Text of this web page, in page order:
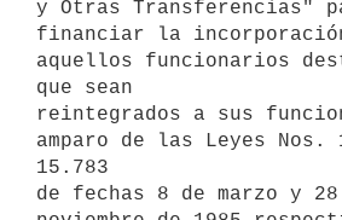
y Otras Transferencias"
financiar la
aquellos funcionarios
que sean
reintegrados a sus
amparo de las Leyes Nos.
15.783
de fechas 8 de marzo y